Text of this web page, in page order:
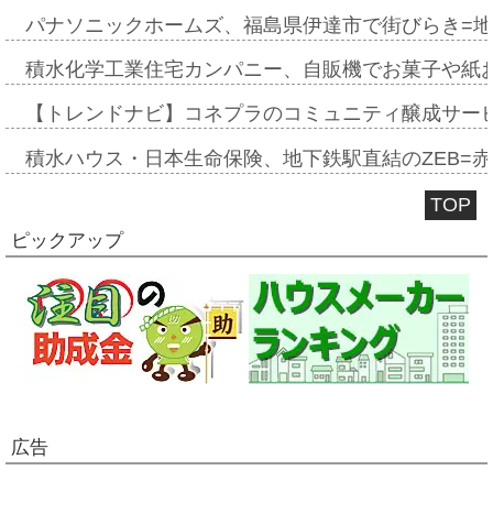
パナソニックホームズ、福島県伊達市で街びらき=
積水化学工業住宅カンパニー、自販機でお菓子や
【トレンドナビ】コネプラのコミュニティ醸成サ
積水ハウス・日本生命保険、地下鉄駅直結のZEB=
TOP
ピックアップ
広告